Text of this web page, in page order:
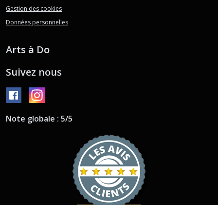
Gestion des cookies
Données personnelles
Arts à Do
Suivez nous
Note globale : 5/5